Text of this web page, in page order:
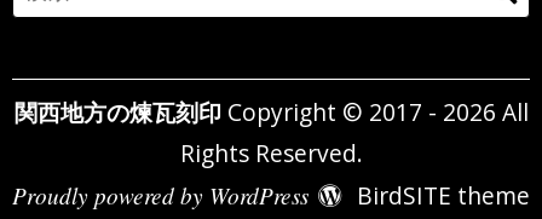
for:
関西地方の煉瓦刻印 Copyright © 2017 - 2026 All
Rights Reserved.
Proudly powered by WordPress BirdSITE theme